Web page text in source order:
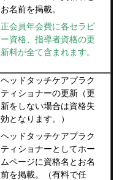
お名前を掲載。
正会員年会費に各セラピ
ー資格、指導者資格の更
新料が全て含まれます。
ヘッドタッチケアプラク
ティショナーの更新（更
新をしない場合は資格失
効となります。）
ヘッドタッチケアプラク
ティショナーとしてホー
ムページに資格名とお名
前を掲載。（有料で任